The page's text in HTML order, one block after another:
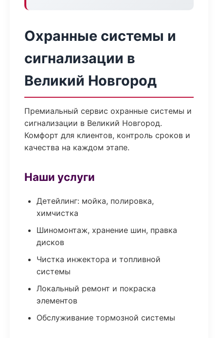
Охранные системы и
сигнализации в
Великий Новгород
Премиальный сервис охранные системы и
сигнализации в Великий Новгород.
Комфорт для клиентов, контроль сроков и
качества на каждом этапе.
Наши услуги
Детейлинг: мойка, полировка,
химчистка
Шиномонтаж, хранение шин, правка
дисков
Чистка инжектора и топливной
системы
Локальный ремонт и покраска
элементов
Обслуживание тормозной системы